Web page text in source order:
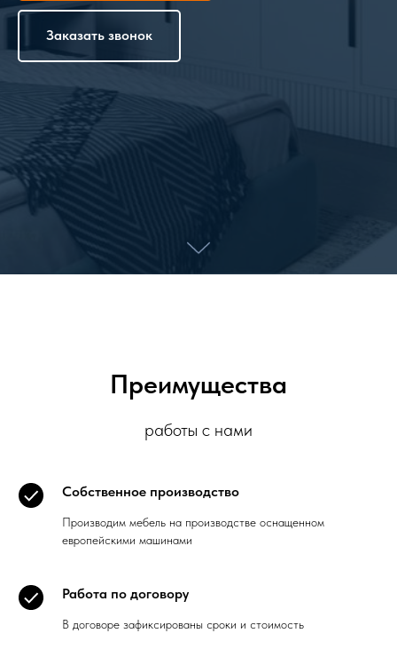
Заказать звонок
Преимущества
работы с нами
Собственное производство
Производим мебель на производстве оснащенном
европейскими машинами
Работа по договору
В договоре зафиксированы сроки и стоимость